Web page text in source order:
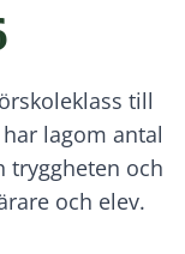
till
lagom antal
tryggheten och
och elev.